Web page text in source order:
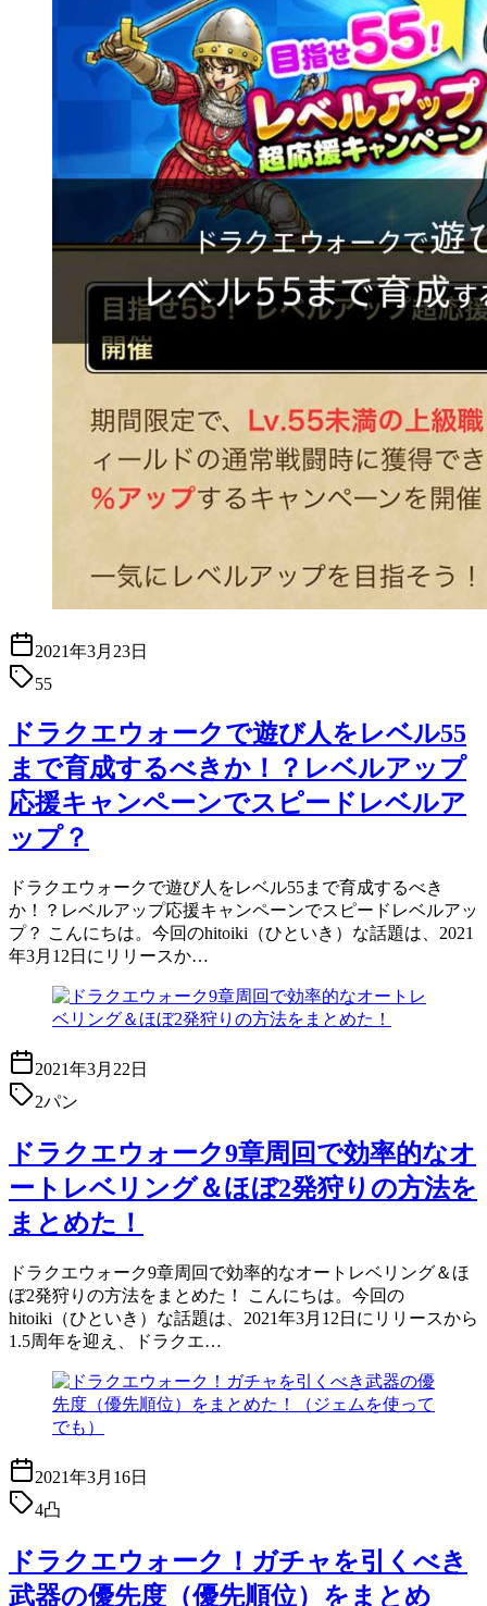
2021年3月23日
55
ドラクエウォークで遊び人をレベル55
まで育成するべきか！？レベルアップ
応援キャンペーンでスピードレベルア
ップ？
ドラクエウォークで遊び人をレベル55まで育成するべき
か！？レベルアップ応援キャンペーンでスピードレベルアッ
プ？ こんにちは。今回のhitoiki（ひといき）な話題は、2021
年3月12日にリリースか…
2021年3月22日
2パン
ドラクエウォーク9章周回で効率的なオ
ートレベリング＆ほぼ2発狩りの方法を
まとめた！
ドラクエウォーク9章周回で効率的なオートレベリング＆ほ
ぼ2発狩りの方法をまとめた！ こんにちは。今回の
hitoiki（ひといき）な話題は、2021年3月12日にリリースから
1.5周年を迎え、ドラクエ…
2021年3月16日
4凸
ドラクエウォーク！ガチャを引くべき
武器の優先度（優先順位）をまとめ